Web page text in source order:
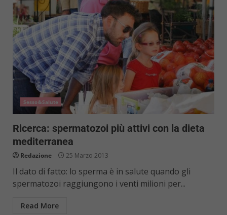
Sesso&Salute
Ricerca: spermatozoi più attivi con la dieta
mediterranea
Redazione 25 Marzo 2013
Il dato di fatto: lo sperma è in salute quando gli
spermatozoi raggiungono i venti milioni per...
Read More